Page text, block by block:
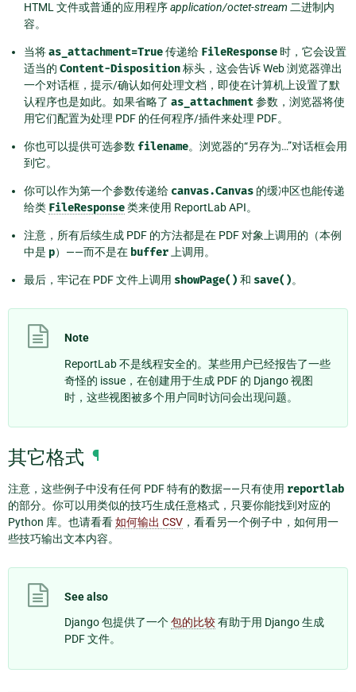
HTML 文件或普通的应用程序application/octet-stream 二进制内
容。
当将as_attachment=True传递给 FileResponse 时，它会设置
适当的 Content-Disposition标头，这会告诉 Web 浏览器弹出
一个对话框，提示/确认如何处理文档，即使在计算机上设置了默
认程序也是如此。如果省略了 as_attachment参数，浏览器将使
用它们配置为处理 PDF 的任何程序/插件来处理 PDF。
你也可以提供可选参数 filename。浏览器的“另存为…”对话框会用
到它。
你可以作为第一个参数传递给 canvas.Canvas 的缓冲区也能传递
给类 FileResponse类来使用 ReportLab API。
注意，所有后续生成 PDF 的方法都是在 PDF 对象上调用的（本例
中是 p）——而不是在 buffer 上调用。
最后，牢记在 PDF 文件上调用 showPage() 和 save()。
Note
ReportLab 不是线程安全的。某些用户已经报告了一些
奇怪的 issue，在创建用于生成 PDF 的 Django 视图
时，这些视图被多个用户同时访问会出现问题。
其它格式 ¶
注意，这些例子中没有任何 PDF 特有的数据——只有使用 reportlab
的部分。你可以用类似的技巧生成任意格式，只要你能找到对应的
Python 库。也请看看如何输出 CSV ，看看另一个例子中，如何用一
些技巧输出文本内容。
See also
Django 包提供了一个包的比较有助于用 Django 生成
PDF 文件。